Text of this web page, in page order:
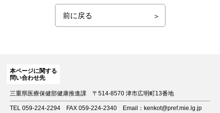
前に戻る
本ページに関する
問い合わせ先
三重県医療保健部健康推進課 〒514-8570 津市広明町13番地
TEL 059-224-2294 FAX 059-224-2340 Email：kenkot@pref.mie.lg.jp